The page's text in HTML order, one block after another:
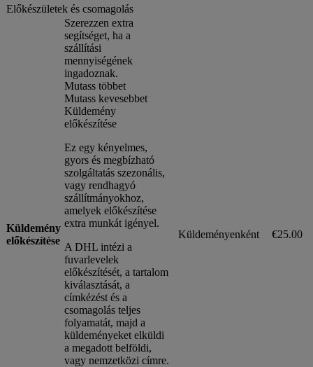
Előkészületek és csomagolás
Küldemény
előkészítése
Szerezzen extra
segítséget, ha a
szállítási
mennyiségének
ingadoznak.
Mutass többet
Mutass kevesebbet
Küldemény
előkészítése
Ez egy kényelmes,
gyors és megbízható
szolgáltatás szezonális,
vagy rendhagyó
szállítmányokhoz,
amelyek előkészítése
extra munkát igényel.
A DHL intézi a
fuvarlevelek
előkészítését, a tartalom
kiválasztását, a
címkézést és a
csomagolás teljes
folyamatát, majd a
küldeményeket elküldi
a megadott belföldi,
vagy nemzetközi címre.
Küldeményenként €25.00